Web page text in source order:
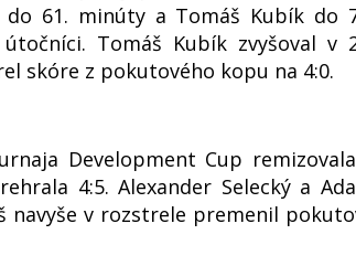
do 61. minúty a Tomáš Kubík do
Tomáš Kubík zvyšoval v
skóre z pokutového kopu na 4:0.
Development Cup
4:5. Alexander Selecký a
navyše v rozstrele premenil